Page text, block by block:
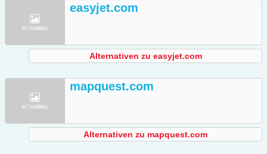
easyjet.com
Alternativen zu easyjet.com
mapquest.com
Alternativen zu mapquest.com